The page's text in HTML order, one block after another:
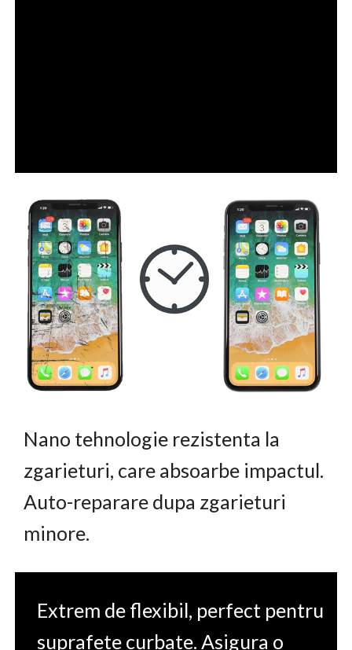
Nano tehnologie rezistenta la
zgarieturi, care absoarbe impactul.
Auto-reparare dupa zgarieturi
minore.
Extrem de flexibil, perfect pentru
suprafete curbate. Asigura o